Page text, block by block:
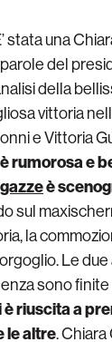
stata una
del
della
vittoria
e Vittoria
è rumorosa e
è
sul
la
Le
sono
riuscita a
le altre.